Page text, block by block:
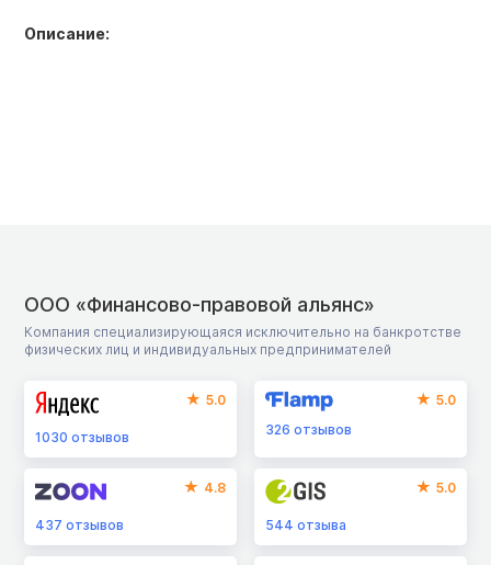
Описание:
ООО «Финансово-правовой альянс»
Компания специализирующаяся исключительно на банкротстве
физических лиц и индивидуальных предпринимателей
5.0
1030 отзывов
5.0
326отзывов
4.8
437 отзывов
5.0
544отзыва